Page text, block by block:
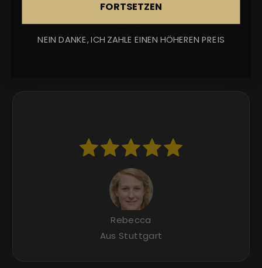
Hans
Aus Frankfurt
Rebecca
Aus Stuttgart
FORTSETZEN
NEIN DANKE, ICH ZAHLE EINEN HÖHEREN PREIS